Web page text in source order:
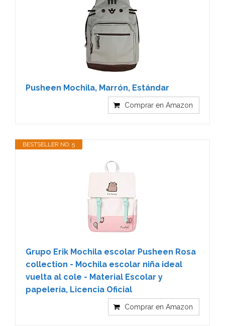
Pusheen Mochila, Marrón, Estándar
Comprar en Amazon
BESTSELLER NO. 5
Grupo Erik Mochila escolar Pusheen Rosa
collection - Mochila escolar niña ideal
vuelta al cole - Material Escolar y
papelería, Licencia Oficial
Comprar en Amazon